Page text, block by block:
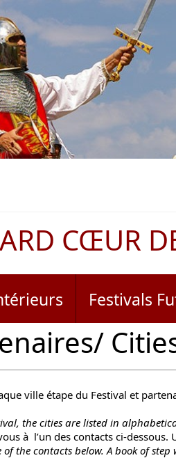
CŒUR
Festivals
ville étape du Festival et
, the cities are listed in
à l’un des contacts ci-dessous.
of the contacts below. A book of step